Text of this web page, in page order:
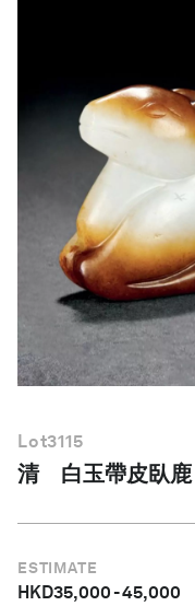
繁體中文
Lot3115
清 白玉帶皮臥鹿
ESTIMATE
HKD35,000-45,000